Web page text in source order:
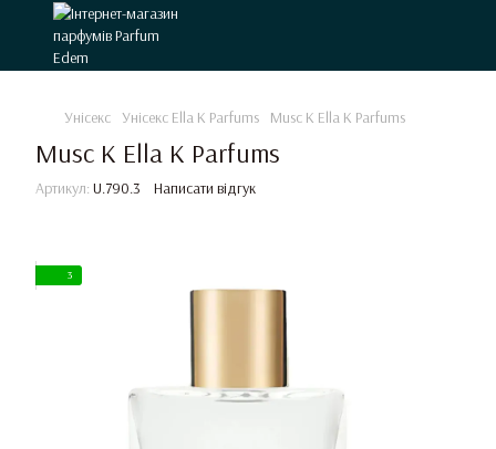
Унісекс Унісекс Ella K Parfums Musc K Ella K Parfums
Musc K Ella K Parfums
Артикул: U.790.3 Написати відгук
3